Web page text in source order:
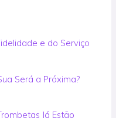
e do Serviço
Será a Próxima?
Já Estão